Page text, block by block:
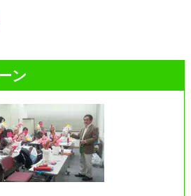
ン